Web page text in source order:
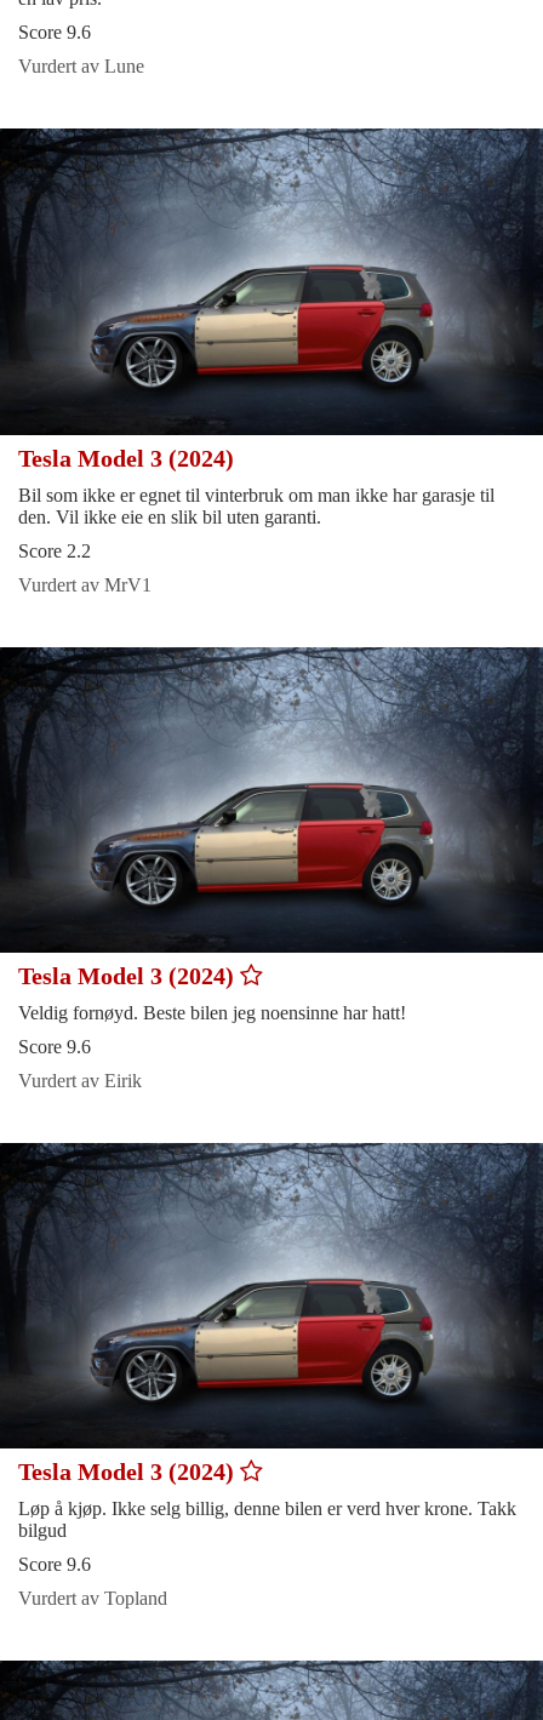
Score 9.6
Vurdert av Lune
Tesla Model 3 (2024)
Bil som ikke er egnet til vinterbruk om man ikke har garasje til
den. Vil ikke eie en slik bil uten garanti.
Score 2.2
Vurdert av MrV1
Tesla Model 3 (2024)
Veldig fornøyd. Beste bilen jeg noensinne har hatt!
Score 9.6
Vurdert av Eirik
Tesla Model 3 (2024)
Løp å kjøp. Ikke selg billig, denne bilen er verd hver krone. Takk
bilgud
Score 9.6
Vurdert av Topland